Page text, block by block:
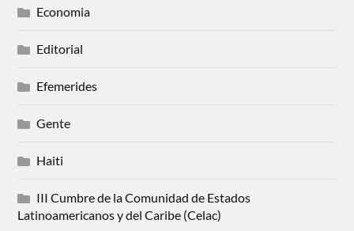
Economia
Editorial
Efemerides
Gente
Haiti
III Cumbre de la Comunidad de Estados
Latinoamericanos y del Caribe (Celac)